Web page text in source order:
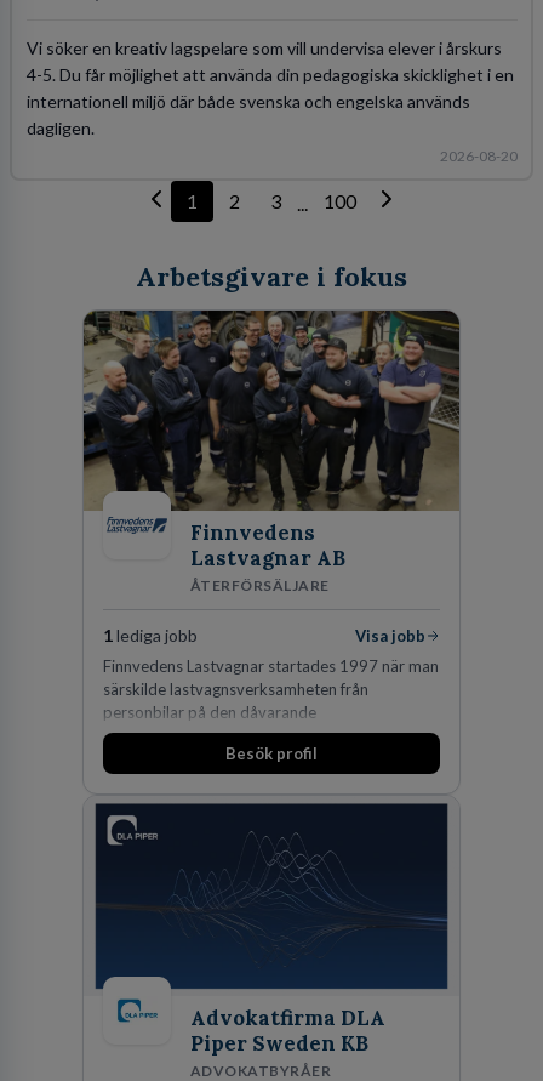
Vi söker en kreativ lagspelare som vill undervisa elever i årskurs
4-5. Du får möjlighet att använda din pedagogiska skicklighet i en
internationell miljö där både svenska och engelska används
dagligen.
2026-08-20
1 2 3 ... 100
Arbetsgivare i fokus
Finnvedens
Lastvagnar AB
ÅTERFÖRSÄLJARE
1lediga jobb
Visa jobb
Finnvedens Lastvagnar startades 1997 när man
särskilde lastvagnsverksamheten från
personbilar på den dåvarande
huvudanläggningen i Värnamo. Sedan dess har
man expanderat kraftigt genom ett antal
den största privata återförsäljaren av Volvo
Lastvagnar och finns representerade på 20
orter i södra Sverige.
Besök profil
Advokatfirma DLA
Piper Sweden KB
ADVOKATBYRÅER